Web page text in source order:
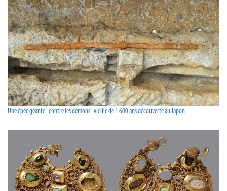
Une épée géante "contre les démons" vieille de 1 600 ans découverte au Japon